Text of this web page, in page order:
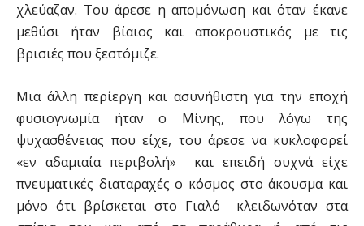
χλεύαζαν. Του άρεσε η απομόνωση και όταν έκανε
μεθύσι ήταν βίαιος και αποκρουστικός με τις
βρισιές που ξεστόμιζε.
Μια άλλη περίεργη και ασυνήθιστη για την εποχή
φυσιογνωμία ήταν ο Μίνης, που λόγω της
ψυχασθένειας που είχε, του άρεσε να κυκλοφορεί
«εν αδαμιαία περιβολή» και επειδή συχνά είχε
πνευματικές διαταραχές ο κόσμος στο άκουσμα και
μόνο ότι βρίσκεται στο Γιαλό κλειδωνόταν στα